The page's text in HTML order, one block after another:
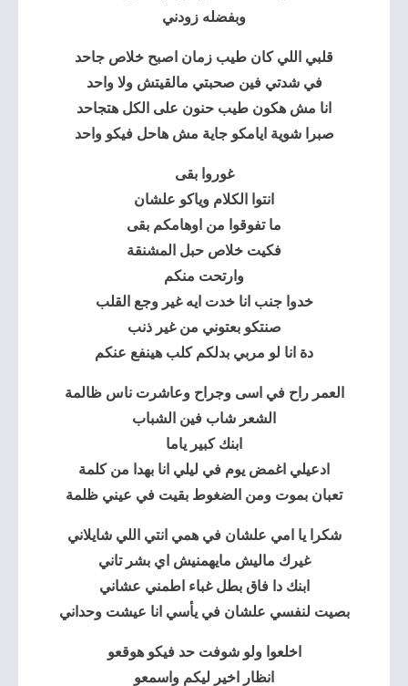
وبفضله زودني
قلبي اللي كان طيب زمان اصبح خلاص جاحد
في شدتي فين صحبتي مالقيتش ولا واحد
انا مش هكون طيب حنون على الكل هتجاحد
صبرا شوية ايامكو جاية مش هاحل فيكو واحد
غوروا بقى
انتوا الكلام وياكو علشان
ما تفوقوا من اوهامكم بقى
فكيت خلاص حبل المشنقة
وارتحت منكم
خدوا جنب انا خدت ايه غير وجع القلب
صنتكو بعتوني من غير ذنب
دة انا لو مربي بدلكم كلب هينفع عنكم
العمر راح في اسى وجراح وعاشرت ناس ظالمة
الشعر شاب فين الشباب
ابنك كبير ياما
ادعيلي اغمض يوم في ليلي انا بهدا من كلمة
تعبان بموت ومن الضغوط بقيت في عيني ظلمة
شكرا يا امي علشان في همي انتي اللي شايلاني
غيرك ماليش مايهمنيش اي بشر تاني
ابنك دا فاق بطل غباء اطمني عشاني
بصيت لنفسي علشان في يأسي انا عيشت وحداني
اخلعوا ولو شوفت حد فيكو هوقعو
انظار اخير ليكم واسمعو